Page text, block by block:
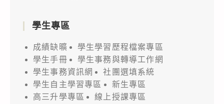
學生專區
成績缺曠
學生學習歷程檔案專區
學生手冊
學生事務與轉導工作網
學生事務資訊網
社團選填系統
學生自主學習專區
新生專區
高三升學專區
線上授課專區